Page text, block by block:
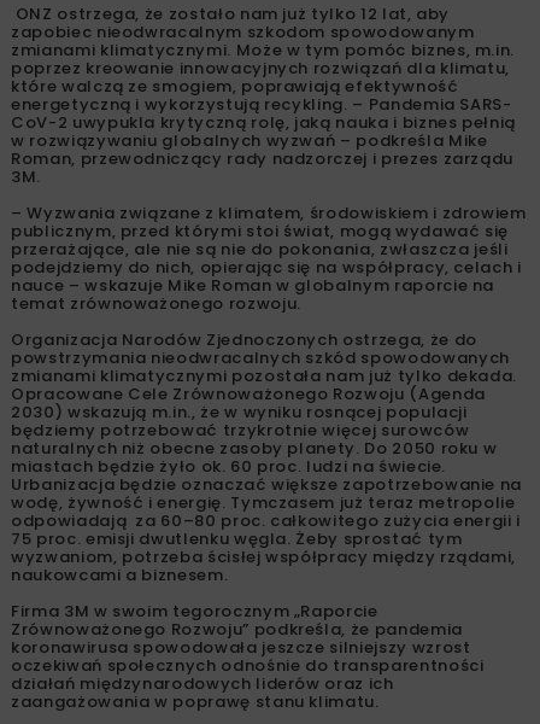
ONZ ostrzega, że zostało nam już tylko 12 lat, aby
zapobiec nieodwracalnym szkodom spowodowanym
zmianami klimatycznymi. Może w tym pomóc biznes, m.in.
poprzez kreowanie innowacyjnych rozwiązań dla klimatu,
które walczą ze smogiem, poprawiają efektywność
energetyczną i wykorzystują recykling. – Pandemia SARS-
CoV-2 uwypukla krytyczną rolę, jaką nauka i biznes pełnią
w rozwiązywaniu globalnych wyzwań – podkreśla Mike
Roman, przewodniczący rady nadzorczej i prezes zarządu
3M.
– Wyzwania związane z klimatem, środowiskiem i zdrowiem
publicznym, przed którymi stoi świat, mogą wydawać się
przerażające, ale nie są nie do pokonania, zwłaszcza jeśli
podejdziemy do nich, opierając się na współpracy, celach i
nauce – wskazuje Mike Roman w globalnym raporcie na
temat zrównoważonego rozwoju.
Organizacja Narodów Zjednoczonych ostrzega, że do
powstrzymania nieodwracalnych szkód spowodowanych
zmianami klimatycznymi pozostała nam już tylko dekada.
Opracowane Cele Zrównoważonego Rozwoju (Agenda
2030) wskazują m.in., że w wyniku rosnącej populacji
będziemy potrzebować trzykrotnie więcej surowców
naturalnych niż obecne zasoby planety. Do 2050 roku w
miastach będzie żyło ok. 60 proc. ludzi na świecie.
Urbanizacja będzie oznaczać większe zapotrzebowanie na
wodę, żywność i energię. Tymczasem już teraz metropolie
odpowiadają za 60–80 proc. całkowitego zużycia energii i
75 proc. emisji dwutlenku węgla. Żeby sprostać tym
wyzwaniom, potrzeba ścisłej współpracy między rządami,
naukowcami a biznesem.
Firma 3M w swoim tegorocznym „Raporcie
Zrównoważonego Rozwoju” podkreśla, że pandemia
koronawirusa spowodowała jeszcze silniejszy wzrost
oczekiwań społecznych odnośnie do transparentności
działań międzynarodowych liderów oraz ich
zaangażowania w poprawę stanu klimatu.